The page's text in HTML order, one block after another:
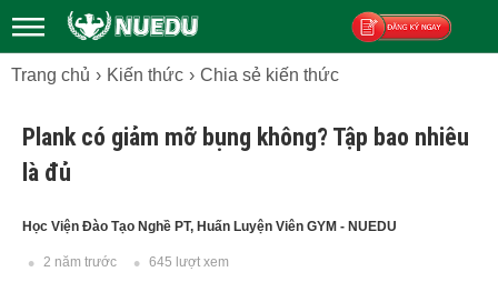
Trang chủ Kiến thức Chia sẻ kiến thức
Plank có giảm mỡ bụng không? Tập bao nhiêu
là đủ
Học Viện Đào Tạo Nghề PT, Huấn Luyện Viên GYM - NUEDU
2 năm trước 645 lượt xem